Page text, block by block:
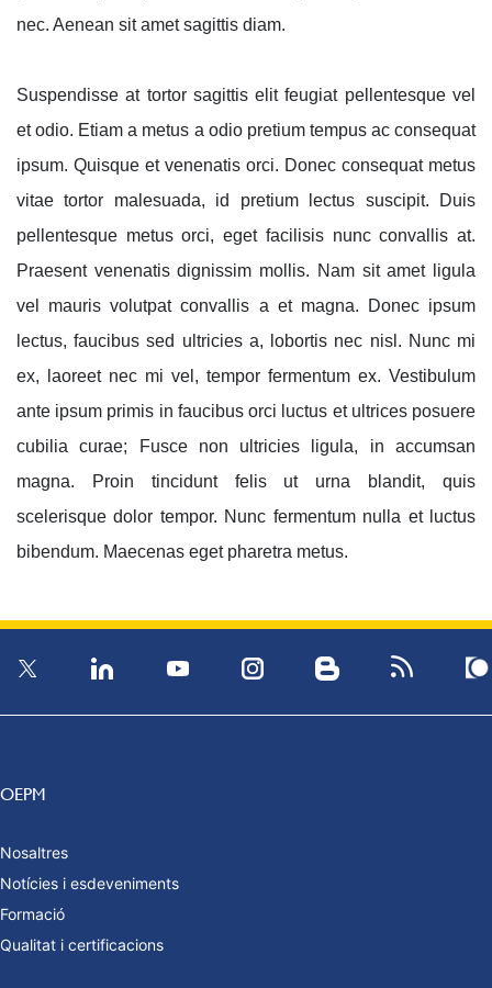
nec. Aenean sit amet sagittis diam.
Suspendisse at tortor sagittis elit feugiat pellentesque vel
et odio. Etiam a metus a odio pretium tempus ac consequat
ipsum. Quisque et venenatis orci. Donec consequat metus
vitae tortor malesuada, id pretium lectus suscipit. Duis
pellentesque metus orci, eget facilisis nunc convallis at.
Praesent venenatis dignissim mollis. Nam sit amet ligula
vel mauris volutpat convallis a et magna. Donec ipsum
lectus, faucibus sed ultricies a, lobortis nec nisl. Nunc mi
ex, laoreet nec mi vel, tempor fermentum ex. Vestibulum
ante ipsum primis in faucibus orci luctus et ultrices posuere
cubilia curae; Fusce non ultricies ligula, in accumsan
magna. Proin tincidunt felis ut urna blandit, quis
scelerisque dolor tempor. Nunc fermentum nulla et luctus
bibendum. Maecenas eget pharetra metus.
OEPM
Nosaltres
Notícies i esdeveniments
Formació
Qualitat i certificacions